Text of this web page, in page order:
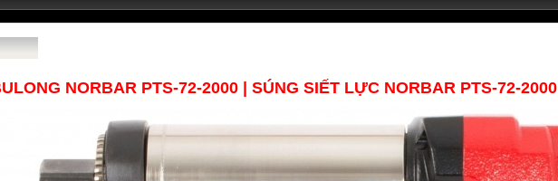
NORBAR PTS-72-2000 | SÚNG SIẾT LỰC NORBAR PTS-72-2000